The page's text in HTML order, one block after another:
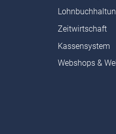
Zeitwirtschaft
Kassensystem
Webshops &